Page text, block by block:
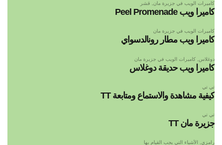
كاميرات الويب في جزيرة مان قشر
كاميرا ويب Peel Promenade
كاميرات الويب في جزيرة مان
كاميرا ويب مطار رونالدسواي
دوغلاس كاميرات الويب في جزيرة مان
كاميرا ويب حديقة دوغلاس
تي تي
كيفية مشاهدة والاستماع ومتابعة TT
تي تي
جزيرة مان TT
رامزي الأشياء التي يجب القيام بها